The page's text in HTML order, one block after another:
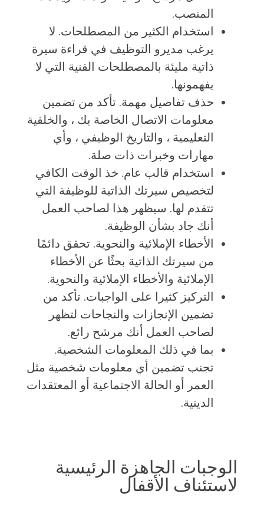
المنصب.
استخدام الكثير من المصطلحات. لا
يرغب مديرو التوظيف في قراءة سيرة
ذاتية مليئة بالمصطلحات الفنية التي لا
يفهمونها.
حذف تفاصيل مهمة. تأكد من تضمين
معلومات الاتصال الخاصة بك ، والخلفية
التعليمية ، والتاريخ الوظيفي ، وأي
مهارات وخبرات ذات صلة.
استخدام قالب عام. خذ الوقت الكافي
لتخصيص سيرتك الذاتية للوظيفة التي
تتقدم لها. سيظهر هذا لصاحب العمل
أنك جاد بشأن الوظيفة.
الأخطاء الإملائية والنحوية. تحقق دائمًا
من سيرتك الذاتية بحثًا عن الأخطاء
الإملائية والأخطاء الإملائية والنحوية.
التركيز كثيرا على الواجبات. تأكد من
تضمين الإنجازات والنجاحات لتظهر
لصاحب العمل أنك مرشح رائع.
بما في ذلك المعلومات الشخصية.
تجنب تضمين أي معلومات شخصية مثل
العمر أو الحالة الاجتماعية أو المعتقدات
الدينية.
الوجبات الجاهزة الرئيسية
لاستئناف الأقفال